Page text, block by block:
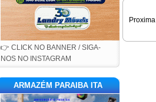
👉 CLICK NO BANNER / SIGA-
NOS NO INSTAGRAM
ARMAZÉM PARAIBA ITA
Proxima